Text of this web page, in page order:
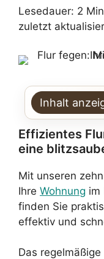
Lesedauer: 2
zuletzt
Inhalt
Effizientes
eine
Mit unseren
Ihre Wohnung im
finden Sie
effektiv und
Das